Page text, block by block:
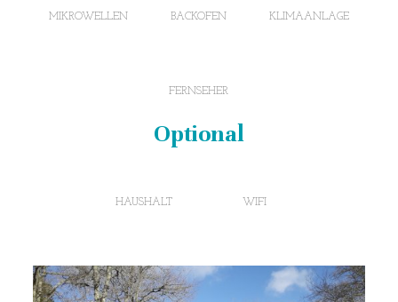
MIKROWELLEN BACKOFEN KLIMAANLAGE
FERNSEHER
Optional
HAUSHALT WIFI